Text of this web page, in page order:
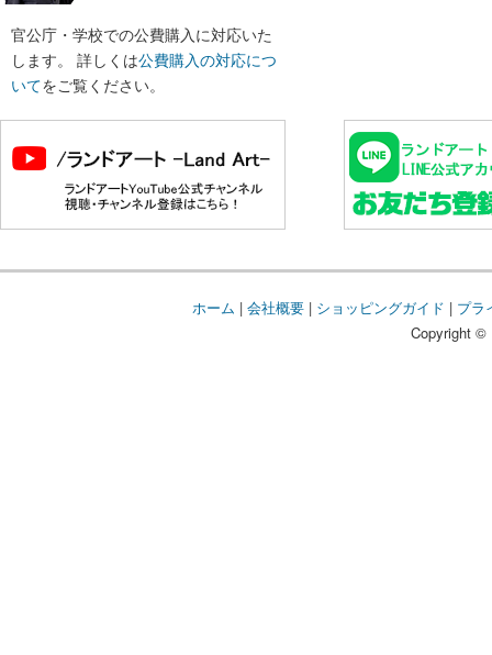
官公庁・学校での公費購入に対応いた
します。 詳しくは公費購入の対応につ
いてをご覧ください。
ホーム | 会社概要| ショッピングガイド | プラ
Copyright ©